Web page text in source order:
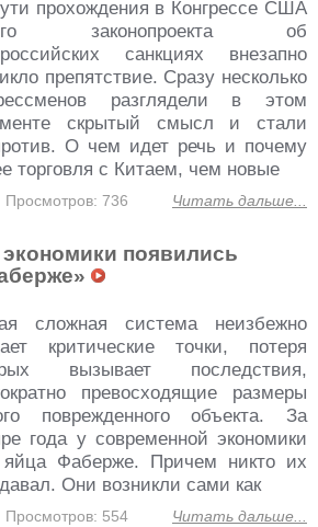
прохождения в Конгрессе США
законопроекта об
санкциях внезапно
препятствие. Сразу несколько
разглядели в этом
скрытый смысл и стали
О чем идет речь и почему
торговля с Китаем, чем новые
Читать дальше...
Просмотров: 736
появились
сложная система неизбежно
критические точки, потеря
вызывает последствия,
превосходящие размеры
поврежденного объекта. За
года у современной экономики
яйца Фаберже. Причем никто их
Они возникли сами как
Читать дальше...
Просмотров: 554